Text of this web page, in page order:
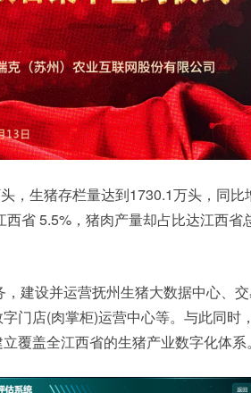
，生猪存栏量达到1730.1万头，同比
省 5.5%，猪肉产量却占比达江西省
建设并运营抚州生猪大数据中心、
门店(肉掌柜)运营中心等。与此同时
覆盖全江西省的生猪产业数字化体系。